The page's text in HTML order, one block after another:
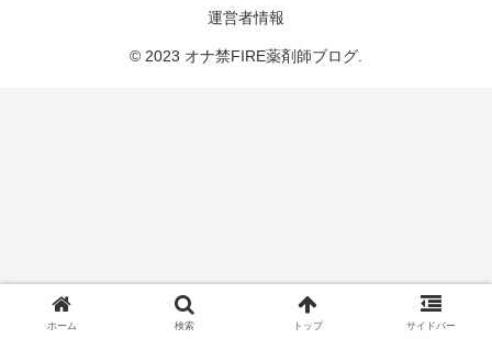
運営者情報
© 2023 オナ禁FIRE薬剤師ブログ.
ホーム 検索 トップ サイドバー